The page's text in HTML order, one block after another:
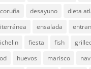
desayuno
dieta
ensalada
fiesta fish
huevos marisco